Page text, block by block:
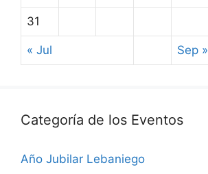
31
« Jul Sep »
Categoría de los Eventos
Año Jubilar Lebaniego